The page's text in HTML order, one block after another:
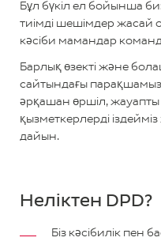
Бұл бүкіл ел бойынша
тиімді шешімдер жасай
кәсіби мамандар
Барлық өзекті және
сайтындағы
әрқашан өршіл,
қызметкерлерді
дайын.
Неліктен DPD?
Біз кәсібилік пен